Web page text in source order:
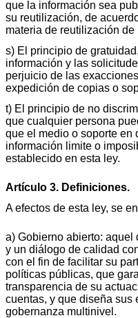
que la información sea
su reutilización, de
materia de reutilización
s) El principio de
información y las
perjuicio de las
expedición de copias o
t) El principio de no
que cualquier persona
que el medio o soporte en
información limite o
establecido en esta ley.
Artículo 3. Definiciones.
A efectos de esta ley, se
a) Gobierno abierto:
y un diálogo de calidad
con el fin de facilitar su
políticas públicas, que
transparencia de su
cuentas, y que diseña sus
gobernanza multinivel.